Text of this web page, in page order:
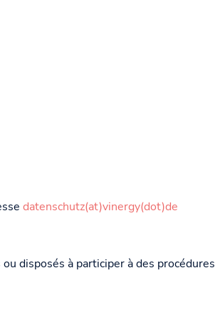
datenschutz(at)vinergy(dot)de
disposés à participer à des procédures